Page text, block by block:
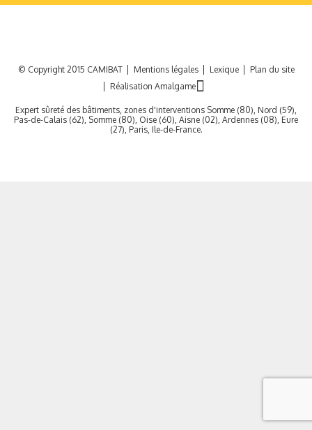
© Copyright 2015 CAMIBAT Mentions légales Lexique
Plan du site
Réalisation Amalgame
Expert sûreté des bâtiments, zones d'interventions Somme (80), Nord (59),
Pas-de-Calais (62), Somme (80), Oise (60), Aisne (02), Ardennes (08), Eure
(27), Paris, Ile-de-France.